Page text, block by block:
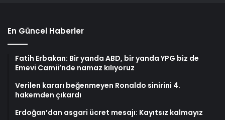
En Güncel Haberler
Fatih Erbakan: Bir yanda ABD, bir yanda YPG biz de
Emevi Camii’nde namaz kılıyoruz
Verilen kararı beğenmeyen Ronaldo sinirini 4.
hakemden çıkardı
Erdoğan’dan asgari ücret mesajı: Kayıtsız kalmayız